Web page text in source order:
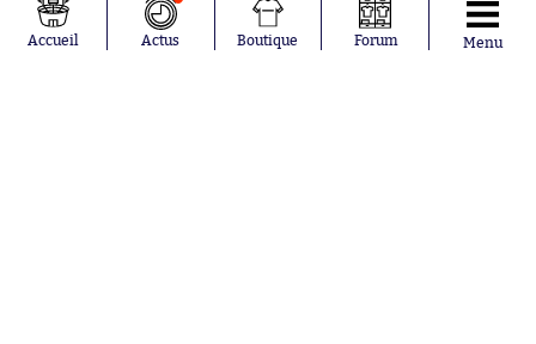
Niakhaté
Nicolás
Tagliafico
RC Strasbourg
AC Milan
France
Accueil Actus Boutique Forum Menu